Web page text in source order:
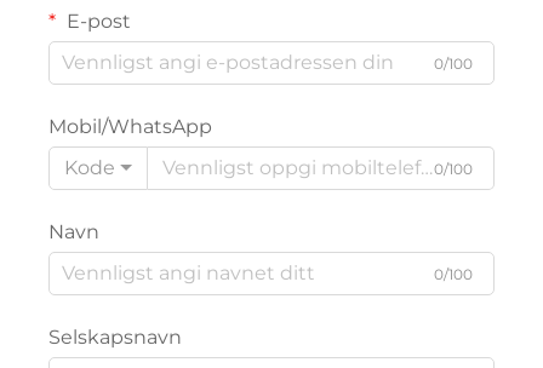
E-post
0/100
Mobil/WhatsApp
Kode
0/100
Navn
0/100
Selskapsnavn